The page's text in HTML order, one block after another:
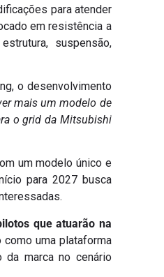
para atender
em resistência a
suspensão,
o desenvolvimento
mais um modelo de
o grid da Mitsubishi
um modelo único e
para 2027 busca
que atuarão na
uma plataforma
marca no cenário